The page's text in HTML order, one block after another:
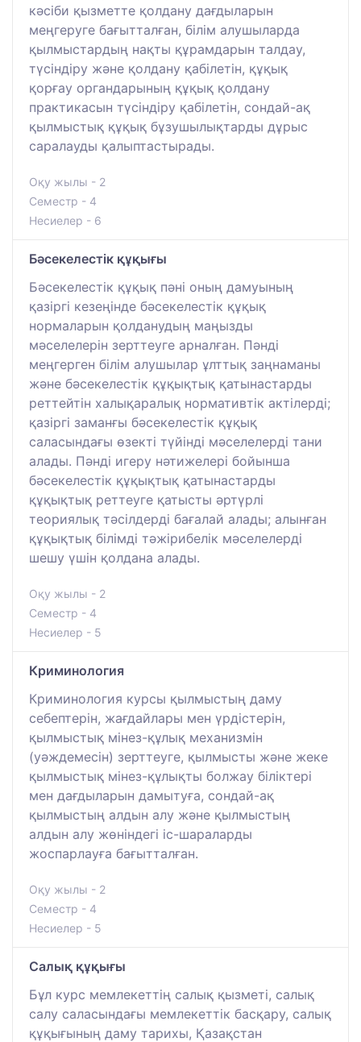
кәсіби қызметте қолдану дағдыларын
меңгеруге бағытталған, білім алушыларда
қылмыстардың нақты құрамдарын талдау,
түсіндіру және қолдану қабілетін, құқық
қорғау органдарының құқық қолдану
практикасын түсіндіру қабілетін, сондай-ақ
қылмыстық құқық бұзушылықтарды дұрыс
саралауды қалыптастырады.
Оқу жылы - 2
Семестр - 4
Несиелер - 6
Бәсекелестік құқығы
Бәсекелестік құқық пәні оның дамуының
қазіргі кезеңінде бәсекелестік құқық
нормаларын қолданудың маңызды
мәселелерін зерттеуге арналған. Пәнді
меңгерген білім алушылар ұлттық заңнаманы
және бәсекелестік құқықтық қатынастарды
реттейтін халықаралық нормативтік актілерді;
қазіргі заманғы бәсекелестік құқық
саласындағы өзекті түйінді мәселелерді тани
алады. Пәнді игеру нәтижелері бойынша
бәсекелестік құқықтық қатынастарды
құқықтық реттеуге қатысты әртүрлі
теориялық тәсілдерді бағалай алады; алынған
құқықтық білімді тәжірибелік мәселелерді
шешу үшін қолдана алады.
Оқу жылы - 2
Семестр - 4
Несиелер - 5
Криминология
Криминология курсы қылмыстың даму
себептерін, жағдайлары мен үрдістерін,
қылмыстық мінез-құлық механизмін
(уәждемесін) зерттеуге, қылмысты және жеке
қылмыстық мінез-құлықты болжау біліктері
мен дағдыларын дамытуға, сондай-ақ
қылмыстың алдын алу және қылмыстың
алдын алу жөніндегі іс-шараларды
жоспарлауға бағытталған.
Оқу жылы - 2
Семестр - 4
Несиелер - 5
Салық құқығы
Бұл курс мемлекеттің салық қызметі, салық
салу саласындағы мемлекеттік басқару, салық
құқығының даму тарихы, Қазақстан